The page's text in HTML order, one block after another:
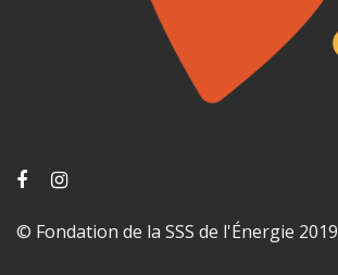
© Fondation de la SSS de l'Énergie 2019